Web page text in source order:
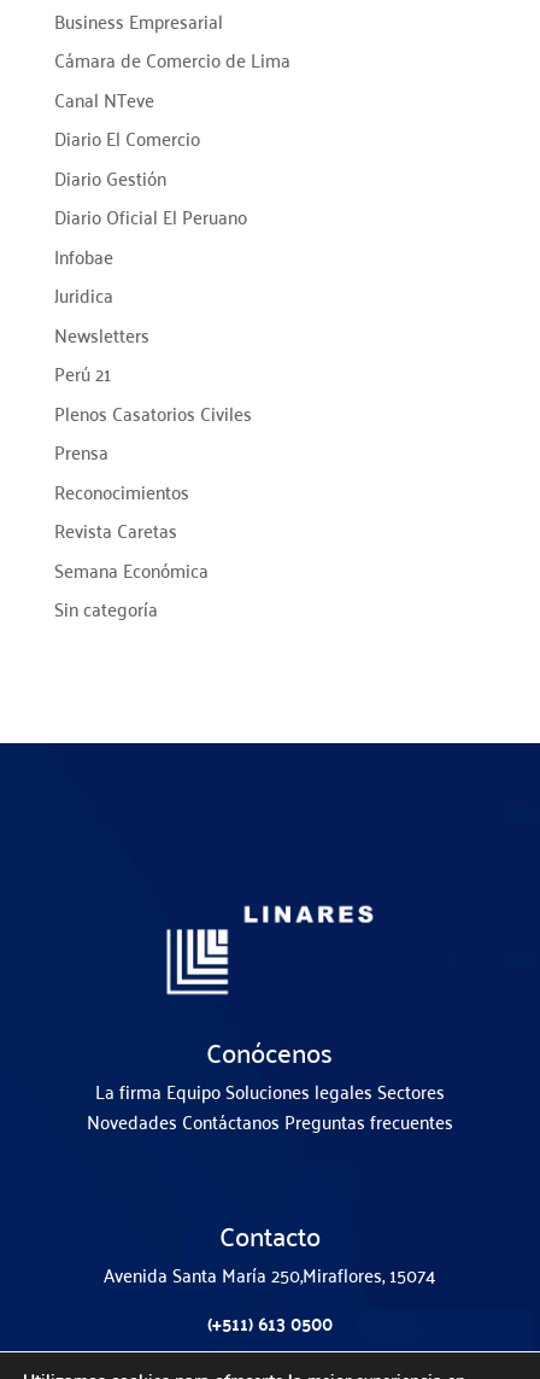
Business Empresarial
Cámara de Comercio de Lima
Canal NTeve
Diario El Comercio
Diario Gestión
Diario Oficial El Peruano
Infobae
Juridica
Newsletters
Perú 21
Plenos Casatorios Civiles
Prensa
Reconocimientos
Revista Caretas
Semana Económica
Sin categoría
Conócenos
La firma EquipoSoluciones legalesSectores
Novedades Contáctanos Preguntas frecuentes
Contacto
Avenida Santa María 250,Miraflores, 15074
(+511) 613 0500
(+511) 993 515 551